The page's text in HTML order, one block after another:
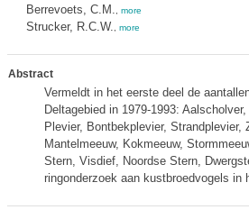
Berrevoets, C.M. more
Strucker, R.C.W. more
Abstract
Vermeldt in het eerste deel de
Deltagebied in 1979-1993:
Plevier, Bontbekplevier, Strandplevier,
Mantelmeeuw, Kokmeeuw,
Stern, Visdief, Noordse Stern,
ringonderzoek aan kustbroedvogels in